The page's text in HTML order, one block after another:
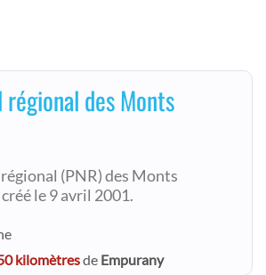
des Monts
(PNR) des Monts
créé le 9 avril 2001.
kilomètresde Empurany